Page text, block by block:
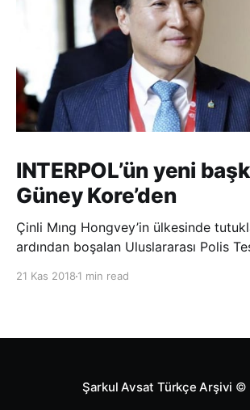
INTERPOL’ün yeni
Güney Kore’den
Çinli Mıng Hongvey’in ülkesinde
ardından boşalan Uluslararası Polis
21 Kas 2018 1 min read
Şarkul Avsat Türkçe Arşivi ©